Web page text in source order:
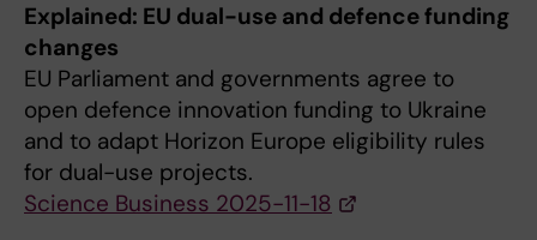
Explained: EU dual-use and defence funding
changes
EU Parliament and governments agree to
open defence innovation funding to Ukraine
and to adapt Horizon Europe eligibility rules
for dual-use projects.
Science Business 2025-11-18